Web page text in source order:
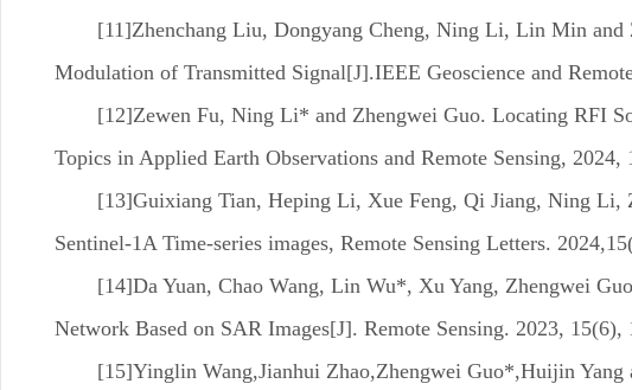
[11]Zhenchang Liu, Dongyang Cheng, Ning Li, Lin Min and
Modulation of Transmitted Signal[J].IEEE Geoscience and
[12]Zewen Fu, Ning Li* and Zhengwei Guo. Locating RFI
Topics in Applied Earth Observations and Remote Sensing, 2024,
[13]Guixiang Tian, Heping Li, Xue Feng, Qi Jiang, Ning Li,
Sentinel-1A Time-series images, Remote Sensing Letters.
[14]Da Yuan, Chao Wang, Lin Wu*, Xu Yang, Zhengwei
Network Based on SAR Images[J]. Remote Sensing. 2023, 15(6),
[15]Yinglin Wang,Jianhui Zhao,Zhengwei Guo*,Huijin